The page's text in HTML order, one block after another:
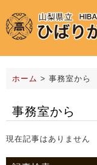
ホーム > 事務室から
事務室から
現在記事はありません